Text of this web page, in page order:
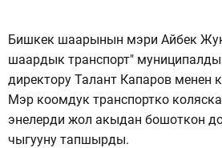
Бишкек шаарынын мэри Айбек
шаардык транспорт"
директору Талант Капаров менен
Мэр коомдук транспортко
энелерди жол акыдан бошоткон
чыгууну тапшырды.